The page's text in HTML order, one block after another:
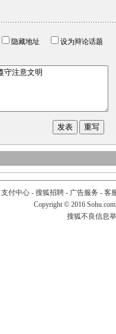
隐藏地址
设为辩论话题
支付中心- 搜狐招聘- 广告服务 - 客
Copyright © 2016
搜狐不良信息